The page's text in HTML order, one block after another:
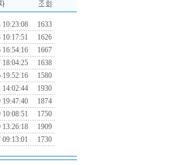
10:23:08
1633
10:17:51
1626
16:54:16
1667
18:04:25
1638
19:52:16
1580
14:02:44
1930
19:47:40
1874
10:08:51
1750
13:26:18
1909
09:13:01 1730